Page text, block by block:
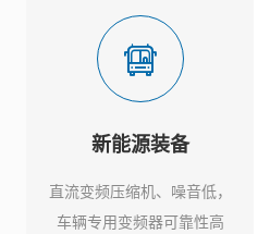
新能源装备
直流变频压缩机、噪音低，
车辆专用变频器可靠性高